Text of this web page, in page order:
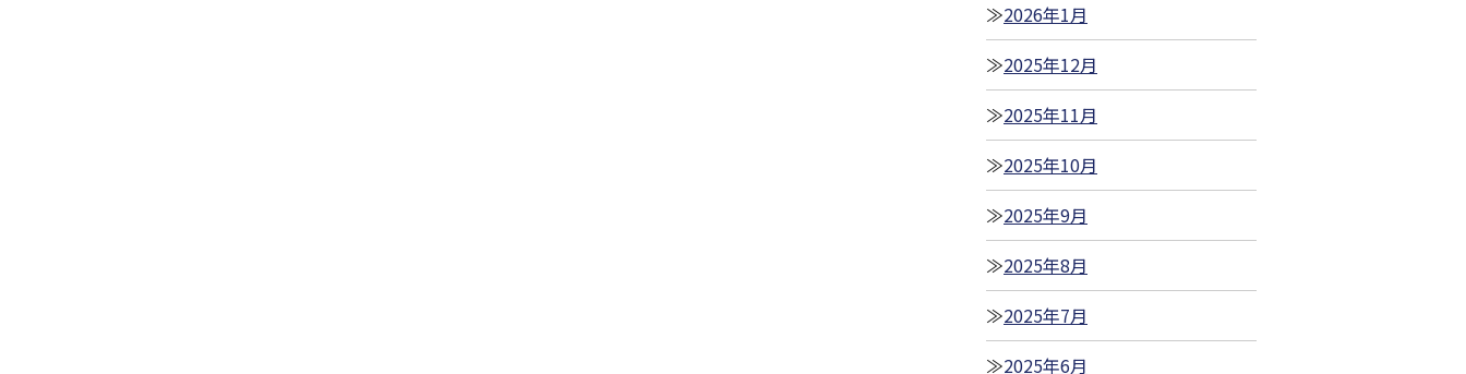
2026年1月
2025年12月
2025年11月
2025年10月
2025年9月
2025年8月
2025年7月
2025年6月